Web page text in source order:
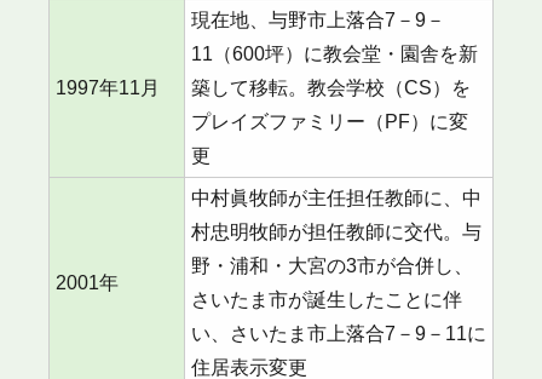
1997年11月
現在地、与野市上落合7－9－
11（600坪）に教会堂・園舎を新
築して移転。教会学校（CS）を
プレイズファミリー（PF）に変
更
2001年
中村眞牧師が主任担任教師に、中
村忠明牧師が担任教師に交代。与
野・浦和・大宮の3市が合併し、
さいたま市が誕生したことに伴
い、さいたま市上落合7－9－11に
住居表示変更